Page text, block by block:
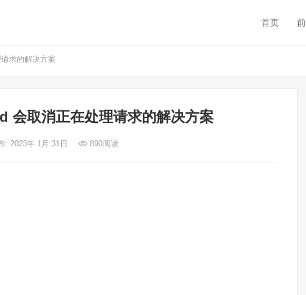
首页
求的解决方案
会取消正在处理请求的解决方案
: 2023年 1月 31日 890阅读